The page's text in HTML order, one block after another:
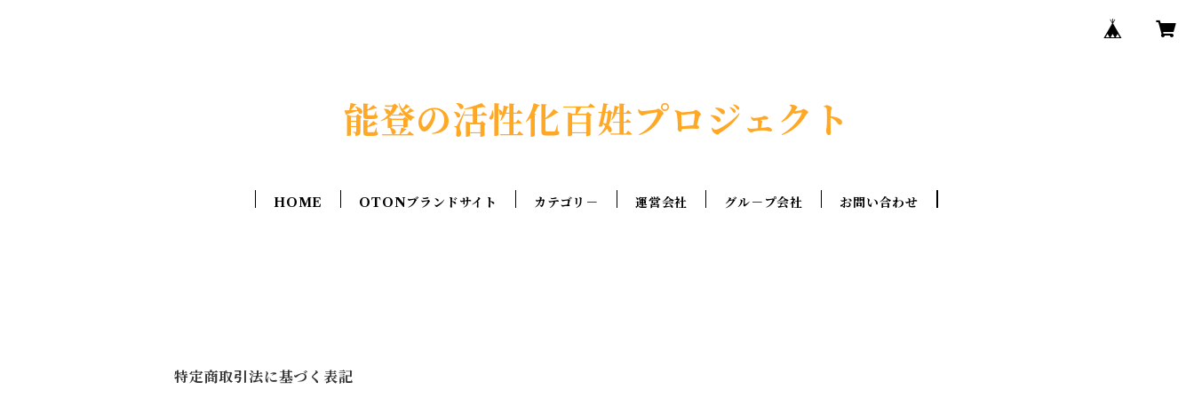
能登の活性化百姓プロジェクト
HOME OTONブランドサイト カテゴリ－ 運営会社 グル－プ会社 お問い合わせ
特定商取引法に基づく表記